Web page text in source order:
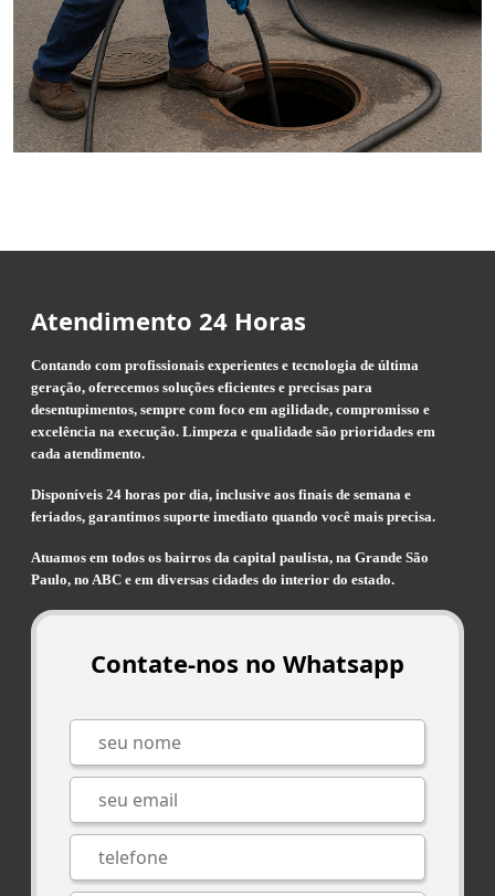
Atendimento 24 Horas
Contando com profissionais experientes e tecnologia de última
geração, oferecemos soluções eficientes e precisas para
desentupimentos, sempre com foco em agilidade, compromisso e
excelência na execução. Limpeza e qualidade são prioridades em
cada atendimento.
Disponíveis 24 horas por dia, inclusive aos finais de semana e
feriados, garantimos suporte imediato quando você mais precisa.
Atuamos em todos os bairros da capital paulista, na Grande São
Paulo, no ABC e em diversas cidades do interior do estado.
Contate-nos no Whatsapp